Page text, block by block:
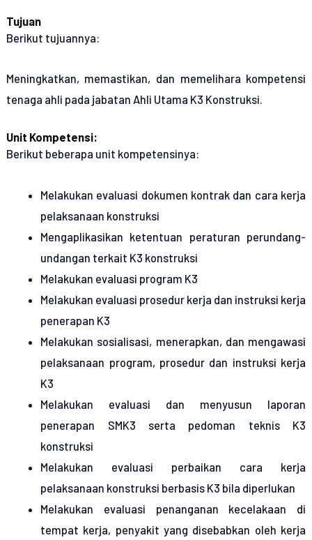
Tujuan
Berikut tujuannya:
Meningkatkan, memastikan, dan memelihara kompetensi
tenaga ahli pada jabatan Ahli Utama K3 Konstruksi.
Unit Kompetensi:
Berikut beberapa unit kompetensinya:
Melakukan evaluasi dokumen kontrak dan cara kerja
pelaksanaan konstruksi
Mengaplikasikan ketentuan peraturan perundang-
undangan terkait K3 konstruksi
Melakukan evaluasi program K3
Melakukan evaluasi prosedur kerja dan instruksi kerja
penerapan K3
Melakukan sosialisasi, menerapkan, dan mengawasi
pelaksanaan program, prosedur dan instruksi kerja
K3
Melakukan evaluasi dan menyusun laporan
penerapan SMK3 serta pedoman teknis K3
konstruksi
Melakukan evaluasi perbaikan cara kerja
pelaksanaan konstruksi berbasis K3 bila diperlukan
Melakukan evaluasi penanganan kecelakaan di
tempat kerja, penyakit yang disebabkan oleh kerja